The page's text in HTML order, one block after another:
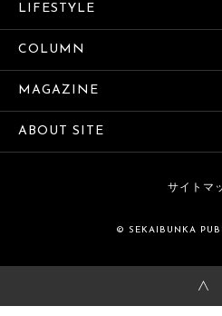
LIFESTYLE
COLUMN
MAGAZINE
ABOUT SITE
サイトマ
© SEKAIBUNKA